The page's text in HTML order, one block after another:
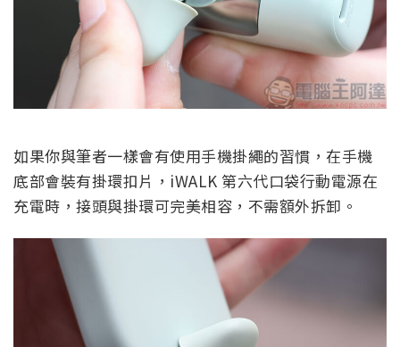
如果你與筆者一樣會有使用手機掛繩的習慣，在手機
底部會裝有掛環扣片，iWALK 第六代口袋行動電源在
充電時，接頭與掛環可完美相容，不需額外拆卸。